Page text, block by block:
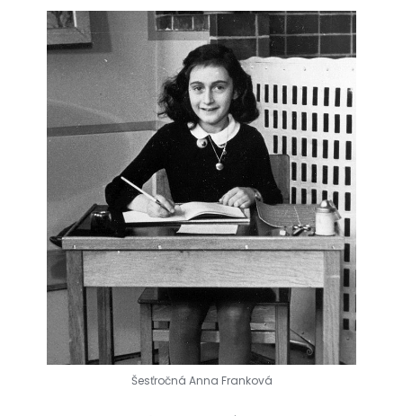
Šesťročná Anna Franková